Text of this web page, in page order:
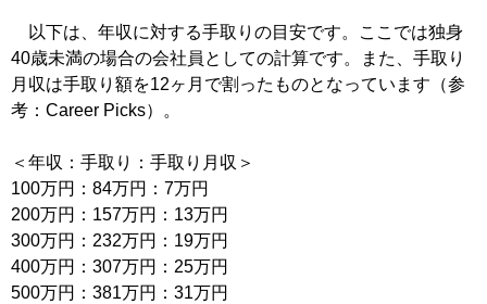
以下は、年収に対する手取りの目安です。ここでは独身
40歳未満の場合の会社員としての計算です。また、手取り
月収は手取り額を12ヶ月で割ったものとなっています（参
考：Career Picks）。
＜年収：手取り：手取り月収＞
100万円：84万円：7万円
200万円：157万円：13万円
300万円：232万円：19万円
400万円：307万円：25万円
500万円：381万円：31万円